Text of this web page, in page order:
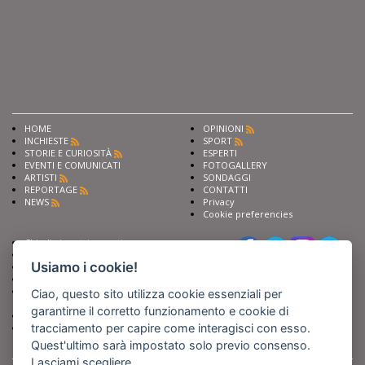
HOME
INCHIESTE
STORIE E CURIOSITÀ
EVENTI E COMUNICATI
ARTISTI
REPORTAGE
NEWS
OPINIONI
SPORT
ESPERTI
FOTOGALLERY
SONDAGGI
CONTATTI
Privacy
Cookie preferencies
Chiedi ai nostri esperti
Fai pubblicità con noi
Iscriviti al nostro corso di
giornalismo
Compra i nostri libri
Entra in Barinedita Map
Usiamo i cookie!
Ciao, questo sito utilizza cookie essenziali per
garantirne il corretto funzionamento e cookie di
tracciamento per capire come interagisci con esso.
Quest'ultimo sarà impostato solo previo consenso.
Lasciami scegliere